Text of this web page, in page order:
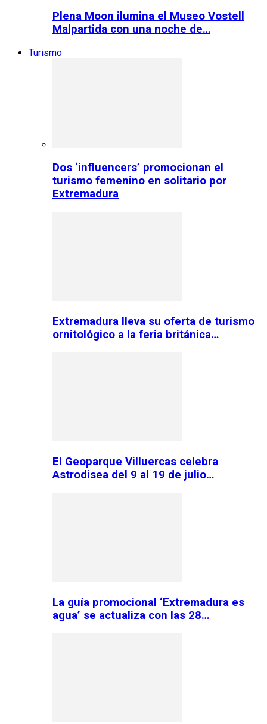
Plena Moon ilumina el Museo Vostell
Malpartida con una noche de…
Turismo
Dos ‘influencers’ promocionan el
turismo femenino en solitario por
Extremadura
Extremadura lleva su oferta de turismo
ornitológico a la feria británica…
El Geoparque Villuercas celebra
Astrodisea del 9 al 19 de julio…
La guía promocional ‘Extremadura es
agua’ se actualiza con las 28…